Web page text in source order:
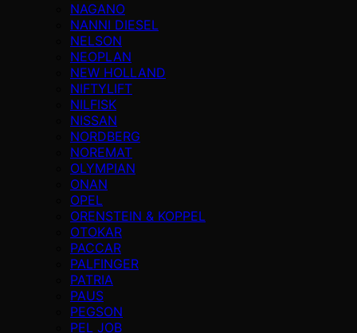
NAGANO
NANNI DIESEL
NELSON
NEOPLAN
NEW HOLLAND
NIFTYLIFT
NILFISK
NISSAN
NORDBERG
NOREMAT
OLYMPIAN
ONAN
OPEL
ORENSTEIN & KOPPEL
OTOKAR
PACCAR
PALFINGER
PATRIA
PAUS
PEGSON
PEL JOB